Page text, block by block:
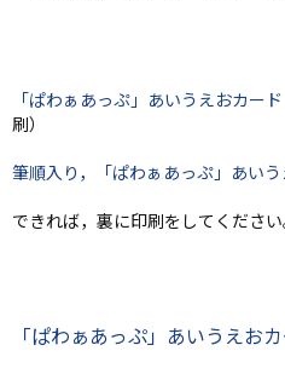
「ぱわぁあっぷ」あいうえおカード
刷）
筆順入り，「ぱわぁあっぷ」あい
できれば，裏に印刷をしてください
「ぱわぁあっぷ」あいうえお